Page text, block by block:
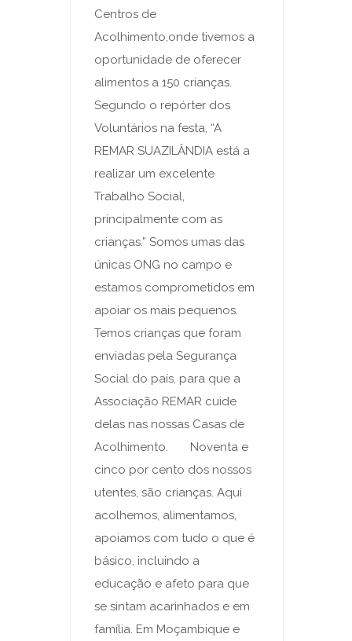
Centros de
Acolhimento,onde tivemos a
oportunidade de oferecer
alimentos a 150 crianças.
Segundo o repórter dos
Voluntários na festa, “A
REMAR SUAZILÂNDIA está a
realizar um excelente
Trabalho Social,
principalmente com as
crianças.” Somos umas das
únicas ONG no campo e
estamos comprometidos em
apoiar os mais pequenos.
Temos crianças que foram
enviadas pela Segurança
Social do país, para que a
Associação REMAR cuide
delas nas nossas Casas de
Acolhimento. Noventa e
cinco por cento dos nossos
utentes, são crianças. Aqui
acolhemos, alimentamos,
apoiamos com tudo o que é
básico, incluindo a
educação e afeto para que
se sintam acarinhados e em
família. Em Moçambique e